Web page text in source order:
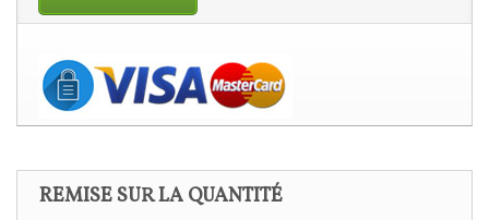
REMISE SUR LA QUANTITÉ